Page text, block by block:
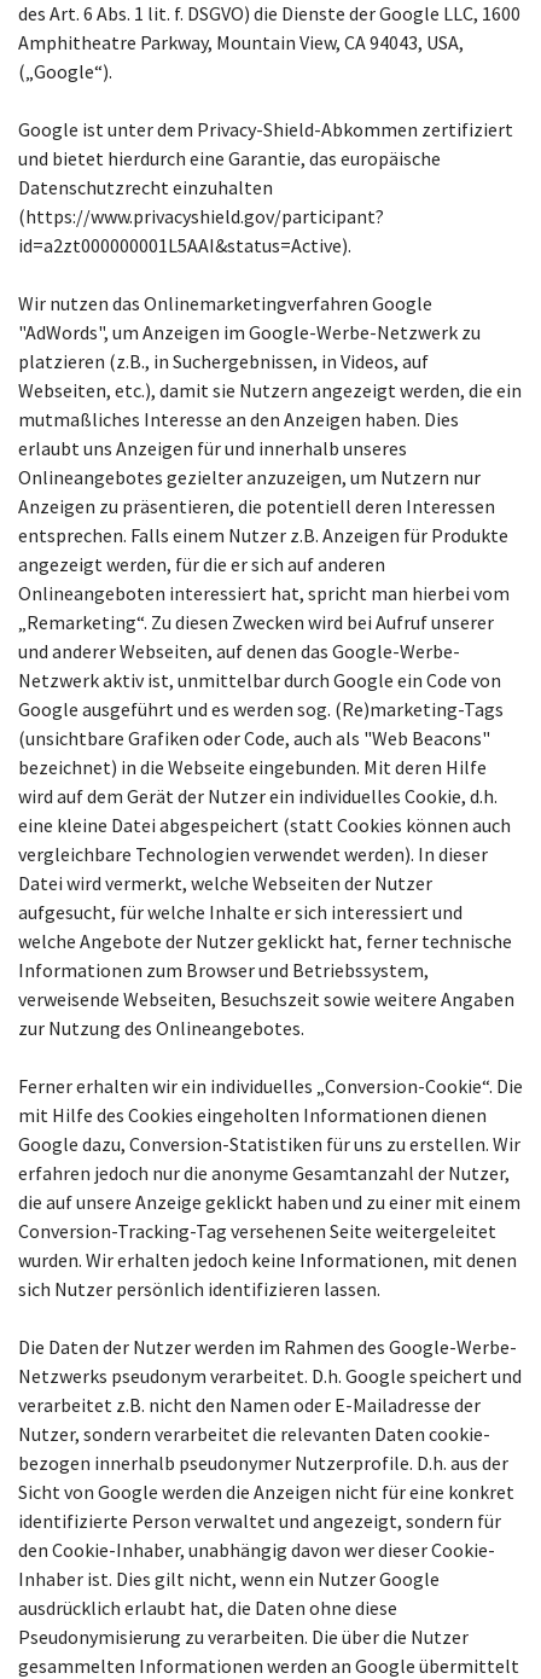
des Art. 6 Abs. 1 lit. f. DSGVO) die Dienste der Google LLC, 1600
Amphitheatre Parkway, Mountain View, CA 94043, USA,
(„Google“).
Google ist unter dem Privacy-Shield-Abkommen zertifiziert
und bietet hierdurch eine Garantie, das europäische
Datenschutzrecht einzuhalten
(https://www.privacyshield.gov/participant?
id=a2zt000000001L5AAI&status=Active).
Wir nutzen das Onlinemarketingverfahren Google
"AdWords", um Anzeigen im Google-Werbe-Netzwerk zu
platzieren (z.B., in Suchergebnissen, in Videos, auf
Webseiten, etc.), damit sie Nutzern angezeigt werden, die ein
mutmaßliches Interesse an den Anzeigen haben. Dies
erlaubt uns Anzeigen für und innerhalb unseres
Onlineangebotes gezielter anzuzeigen, um Nutzern nur
Anzeigen zu präsentieren, die potentiell deren Interessen
entsprechen. Falls einem Nutzer z.B. Anzeigen für Produkte
angezeigt werden, für die er sich auf anderen
Onlineangeboten interessiert hat, spricht man hierbei vom
„Remarketing“. Zu diesen Zwecken wird bei Aufruf unserer
und anderer Webseiten, auf denen das Google-Werbe-
Netzwerk aktiv ist, unmittelbar durch Google ein Code von
Google ausgeführt und es werden sog. (Re)marketing-Tags
(unsichtbare Grafiken oder Code, auch als "Web Beacons"
bezeichnet) in die Webseite eingebunden. Mit deren Hilfe
wird auf dem Gerät der Nutzer ein individuelles Cookie, d.h.
eine kleine Datei abgespeichert (statt Cookies können auch
vergleichbare Technologien verwendet werden). In dieser
Datei wird vermerkt, welche Webseiten der Nutzer
aufgesucht, für welche Inhalte er sich interessiert und
welche Angebote der Nutzer geklickt hat, ferner technische
Informationen zum Browser und Betriebssystem,
verweisende Webseiten, Besuchszeit sowie weitere Angaben
zur Nutzung des Onlineangebotes.
Ferner erhalten wir ein individuelles „Conversion-Cookie“. Die
mit Hilfe des Cookies eingeholten Informationen dienen
Google dazu, Conversion-Statistiken für uns zu erstellen. Wir
erfahren jedoch nur die anonyme Gesamtanzahl der Nutzer,
die auf unsere Anzeige geklickt haben und zu einer mit einem
Conversion-Tracking-Tag versehenen Seite weitergeleitet
wurden. Wir erhalten jedoch keine Informationen, mit denen
sich Nutzer persönlich identifizieren lassen.
Die Daten der Nutzer werden im Rahmen des Google-Werbe-
Netzwerks pseudonym verarbeitet. D.h. Google speichert und
verarbeitet z.B. nicht den Namen oder E-Mailadresse der
Nutzer, sondern verarbeitet die relevanten Daten cookie-
bezogen innerhalb pseudonymer Nutzerprofile. D.h. aus der
Sicht von Google werden die Anzeigen nicht für eine konkret
identifizierte Person verwaltet und angezeigt, sondern für
den Cookie-Inhaber, unabhängig davon wer dieser Cookie-
Inhaber ist. Dies gilt nicht, wenn ein Nutzer Google
ausdrücklich erlaubt hat, die Daten ohne diese
Pseudonymisierung zu verarbeiten. Die über die Nutzer
gesammelten Informationen werden an Google übermittelt